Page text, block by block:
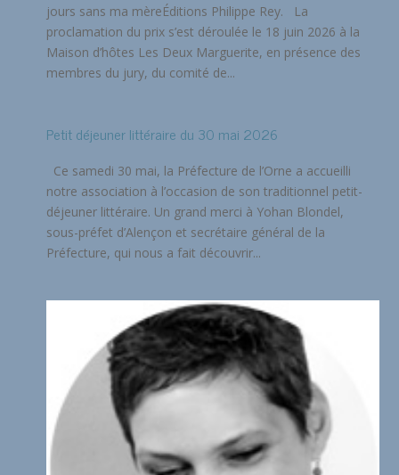
jours sans ma mèreÉditions Philippe Rey. La
proclamation du prix s’est déroulée le 18 juin 2026 à la
Maison d’hôtes Les Deux Marguerite, en présence des
membres du jury, du comité de...
Petit déjeuner littéraire du 30 mai 2026
Ce samedi 30 mai, la Préfecture de l’Orne a accueilli
notre association à l’occasion de son traditionnel petit-
déjeuner littéraire. Un grand merci à Yohan Blondel,
sous-préfet d’Alençon et secrétaire général de la
Préfecture, qui nous a fait découvrir...